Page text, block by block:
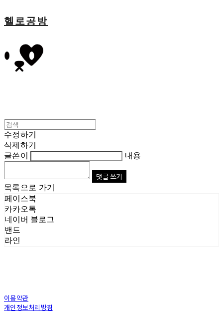
헬로공방
수정하기
삭제하기
글쓴이
내용
댓글 쓰기
목록으로 가기
페이스북
카카오톡
네이버 블로그
밴드
라인
이용약관
개인정보처리방침